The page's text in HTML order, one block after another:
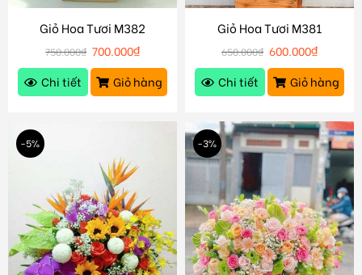
Giỏ Hoa Tươi M382
750.000₫ 700.000₫
Chi tiết
Giỏ hàng
Giỏ Hoa Tươi M381
650.000₫ 600.000₫
Chi tiết
Giỏ hàng
-5% -3%